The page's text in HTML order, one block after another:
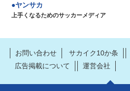
ヤンサカ
上手くなるためのサッカーメディア
お問い合わせ サカイク10か条
広告掲載について
運営会社